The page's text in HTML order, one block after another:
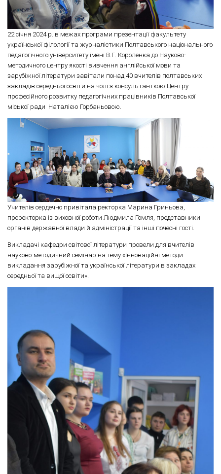
22 січня 2024 р. в межах програми презентації факультету
української філології та журналістики Полтавського національного
педагогічного університету імені В.Г. Короленка до Науково-
методичного центру якості вивчення англійської мови та
зарубіжної літератури завітали понад 40 вчителів полтавських
закладів середньої освіти на чолі з консультанткою Центру
професійного розвитку педагогічних працівників Полтавської
міської ради Наталією Горбаньовою.
Учителів сердечно привітала ректорка Марина Гриньова,
проректорка із виховної роботи Людмила Гомля, представники
органів державної влади й адміністрації та інші почесні гості.
Викладачі кафедри світової літератури провели для вчителів
науково-методичний семінар на тему «Інноваційні методи
викладання зарубіжної та української літератури в закладах
середньої та вищої освіти».